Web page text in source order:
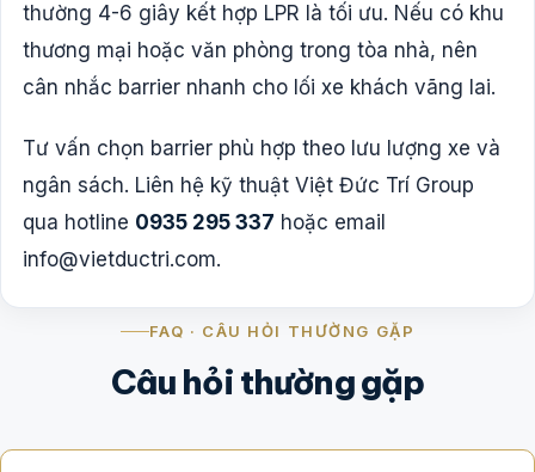
thường 4-6 giây kết hợp LPR là tối ưu. Nếu có khu
thương mại hoặc văn phòng trong tòa nhà, nên
cân nhắc barrier nhanh cho lối xe khách vãng lai.
Tư vấn chọn barrier phù hợp theo lưu lượng xe và
ngân sách. Liên hệ kỹ thuật Việt Đức Trí Group
qua hotline 0935 295 337 hoặc email
info@vietductri.com.
FAQ · CÂU HỎI THƯỜNG GẶP
Câu hỏi thường gặp